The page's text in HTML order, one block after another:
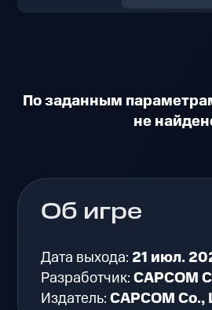
По заданным
не
Об игре
Дата выхода: 21 июл.
Разработчик:CAPCOM
Издатель:CAPCOM Co.,